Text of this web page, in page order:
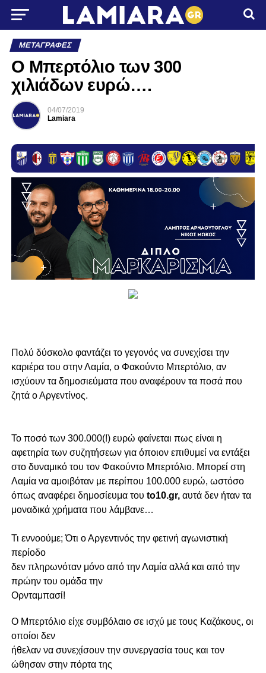
ΜΕΤΑΓΡΑΦΈΣ
O Mπερτόλιο των 300
χιλιάδων ευρώ….
04/07/2019
Lamiara
Πολύ δύσκολο φαντάζει το γεγονός να συνεχίσει την
καριέρα του στην Λαμία, ο Φακούντο Μπερτόλιο, αν
ισχύουν τα δημοσιεύματα που αναφέρουν τα ποσά που
ζητά ο Αργεντίνος.
Το ποσό των 300.000(!) ευρώ φαίνεται πως είναι η
αφετηρία των συζητήσεων για όποιον επιθυμεί να εντάξει
στο δυναμικό του τον Φακούντο Μπερτόλιο. Μπορεί στη
Λαμία να αμοιβόταν με περίπου 100.000 ευρώ, ωστόσο
όπως αναφέρει δημοσίευμα του to10.gr, αυτά δεν ήταν τα
μοναδικά χρήματα που λάμβανε…
Τι εννοούμε; Ότι ο Αργεντινός την φετινή αγωνιστική
περίοδο
δεν πληρωνόταν μόνο από την Λαμία αλλά και από την
πρώην του ομάδα την
Ορνταμπασί!
Ο Μπερτόλιο είχε συμβόλαιο σε ισχύ με τους Καζάκους, οι
οποίοι δεν
ήθελαν να συνεχίσουν την συνεργασία τους και τον
ώθησαν στην πόρτα της